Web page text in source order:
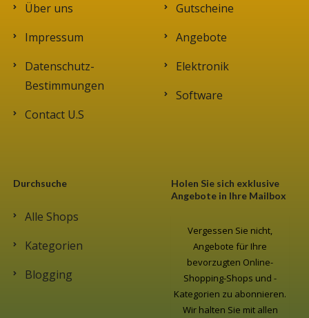
Über uns
Impressum
Datenschutz-
Bestimmungen
Contact U.S
Gutscheine
Angebote
Elektronik
Software
Durchsuche
Alle Shops
Kategorien
Blogging
Holen Sie sich exklusive
Angebote in Ihre Mailbox
Vergessen Sie nicht,
Angebote für Ihre
bevorzugten Online-
Shopping-Shops und -
Kategorien zu abonnieren.
Wir halten Sie mit allen